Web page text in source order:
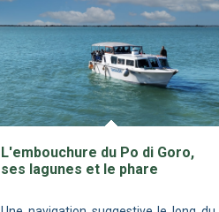
L'embouchure du Po di Goro,
ses lagunes et le phare